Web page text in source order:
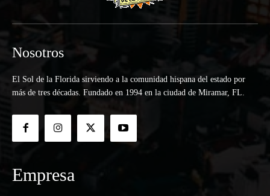
Nosotros
El Sol de la Florida sirviendo a la comunidad hispana del estado por
más de tres décadas. Fundado en 1994 en la ciudad de Miramar, FL.
Empresa